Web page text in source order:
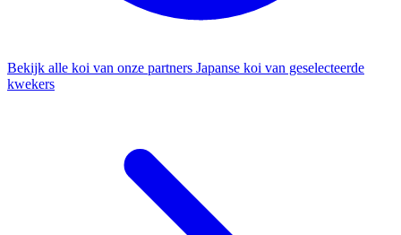
Bekijk alle koi van onze partners Japanse koi van geselecteerde
kwekers